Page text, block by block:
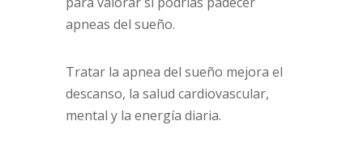
apneas del sueño.
Tratar la apnea del sueño mejora el
descanso, la salud cardiovascular,
mental y la energía diaria.